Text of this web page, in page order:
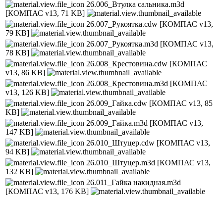
26.006_Втулка сальника.m3d
[КОМПАС v13, 71 KB]
26.007_Рукоятка.cdw [КОМПАС v13,
79 KB]
26.007_Рукоятка.m3d [КОМПАС v13,
78 KB]
26.008_Крестовина.cdw [КОМПАС
v13, 86 KB]
26.008_Крестовина.m3d [КОМПАС
v13, 126 KB]
26.009_Гайка.cdw [КОМПАС v13, 85
KB]
26.009_Гайка.m3d [КОМПАС v13,
147 KB]
26.010_Штуцер.cdw [КОМПАС v13,
94 KB]
26.010_Штуцер.m3d [КОМПАС v13,
132 KB]
26.011_Гайка накидная.m3d
[КОМПАС v13, 176 KB]